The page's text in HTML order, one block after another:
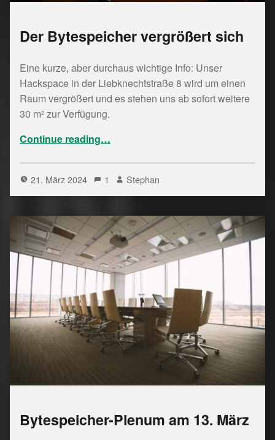
Der Bytespeicher vergrößert sich
Eine kurze, aber durchaus wichtige Info: Unser
Hackspace in der Liebknechtstraße 8 wird um einen
Raum vergrößert und es stehen uns ab sofort weitere
30 m² zur Verfügung.
Continue reading…
21. März 2024 1 Stephan
Bytespeicher-Plenum am 13. März